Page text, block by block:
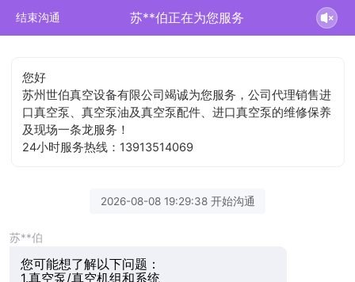
结束沟通 苏**伯正在为您服务
您好
苏州世伯真空设备有限公司竭诚为您服务，公司代理销售进
口真空泵、真空泵油及真空泵配件、进口真空泵的维修保养
及现场一条龙服务！
24小时服务热线：13913514069
2026-08-08 19:29:38 开始沟通
苏**伯
您可能想了解以下问题：
1.真空泵/真空机组和系统